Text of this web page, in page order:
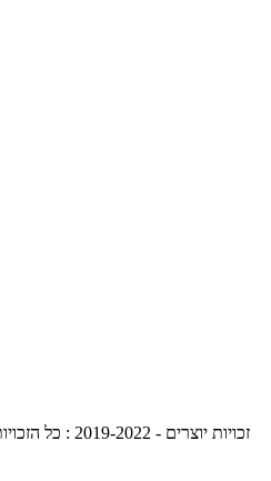
© זכויות יוצרים - 2019-2022 : כל הזכויות שמורות.